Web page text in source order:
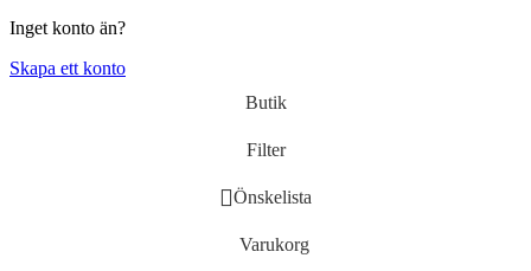
Inget konto än?
Skapa ett konto
Butik
Filter
Önskelista
Varukorg